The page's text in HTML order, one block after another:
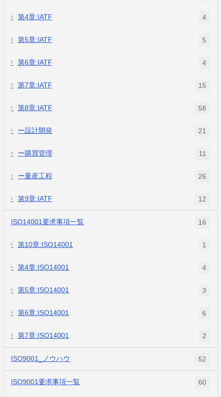
第4章:IATF 4
第5章:IATF 5
第6章:IATF 4
第7章:IATF 15
第8章:IATF 58
ー設計開発 21
ー購買管理 11
ー量産工程 26
第9章:IATF 12
ISO14001要求事項一覧 16
第10章:ISO14001 1
第4章:ISO14001 4
第5章:ISO14001 3
第6章:ISO14001 6
第7章:ISO14001 2
ISO9001_ノウハウ 52
ISO9001要求事項一覧 60